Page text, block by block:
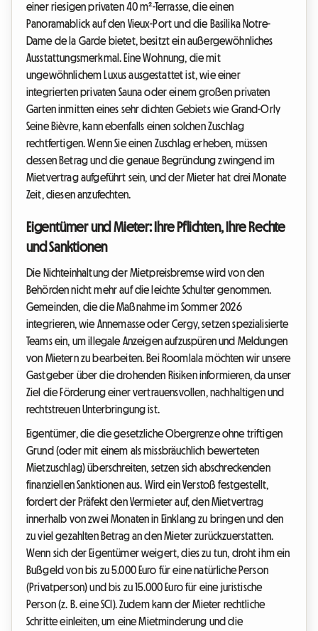
einer riesigen privaten 40 m²-Terrasse, die einen
Panoramablick auf den Vieux-Port und die Basilika Notre-
Dame de la Garde bietet, besitzt ein außergewöhnliches
Ausstattungsmerkmal. Eine Wohnung, die mit
ungewöhnlichem Luxus ausgestattet ist, wie einer
integrierten privaten Sauna oder einem großen privaten
Garten inmitten eines sehr dichten Gebiets wie Grand-Orly
Seine Bièvre, kann ebenfalls einen solchen Zuschlag
rechtfertigen. Wenn Sie einen Zuschlag erheben, müssen
dessen Betrag und die genaue Begründung zwingend im
Mietvertrag aufgeführt sein, und der Mieter hat drei Monate
Zeit, diesen anzufechten.
Eigentümer und Mieter: Ihre Pflichten, Ihre Rechte
und Sanktionen
Die Nichteinhaltung der Mietpreisbremse wird von den
Behörden nicht mehr auf die leichte Schulter genommen.
Gemeinden, die die Maßnahme im Sommer 2026
integrieren, wie Annemasse oder Cergy, setzen spezialisierte
Teams ein, um illegale Anzeigen aufzuspüren und Meldungen
von Mietern zu bearbeiten. Bei Roomlala möchten wir unsere
Gastgeber über die drohenden Risiken informieren, da unser
Ziel die Förderung einer vertrauensvollen, nachhaltigen und
rechtstreuen Unterbringung ist.
Eigentümer, die die gesetzliche Obergrenze ohne triftigen
Grund (oder mit einem als missbräuchlich bewerteten
Mietzuschlag) überschreiten, setzen sich abschreckenden
finanziellen Sanktionen aus. Wird ein Verstoß festgestellt,
fordert der Präfekt den Vermieter auf, den Mietvertrag
innerhalb von zwei Monaten in Einklang zu bringen und den
zu viel gezahlten Betrag an den Mieter zurückzuerstatten.
Wenn sich der Eigentümer weigert, dies zu tun, droht ihm ein
Bußgeld von bis zu 5.000 Euro für eine natürliche Person
(Privatperson) und bis zu 15.000 Euro für eine juristische
Person (z. B. eine SCI). Zudem kann der Mieter rechtliche
Schritte einleiten, um eine Mietminderung und die